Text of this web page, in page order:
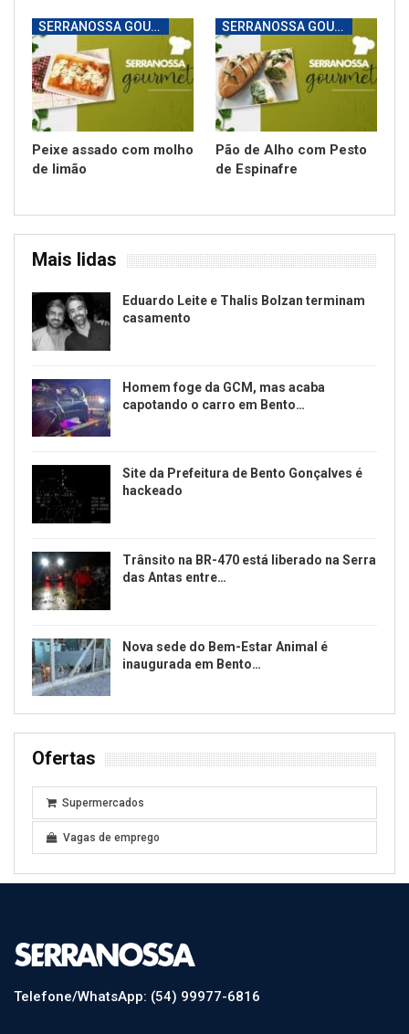
SERRANOSSA GOURMET
Peixe assado com molho
de limão
SERRANOSSA GOURMET
Pão de Alho com Pesto
de Espinafre
Mais lidas
Eduardo Leite e Thalis Bolzan terminam
casamento
Homem foge da GCM, mas acaba
capotando o carro em Bento…
Site da Prefeitura de Bento Gonçalves é
hackeado
Trânsito na BR-470 está liberado na Serra
das Antas entre…
Nova sede do Bem-Estar Animal é
inaugurada em Bento…
Ofertas
Supermercados
Vagas de emprego
Telefone/WhatsApp: (54) 99977-6816